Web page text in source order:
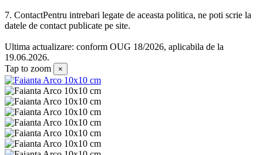
7. ContactPentru intrebari legate de aceasta politica, ne poti scrie la
datele de contact publicate pe site.
Ultima actualizare: conform OUG 18/2026, aplicabila de la
19.06.2026.
Tap to zoom
×